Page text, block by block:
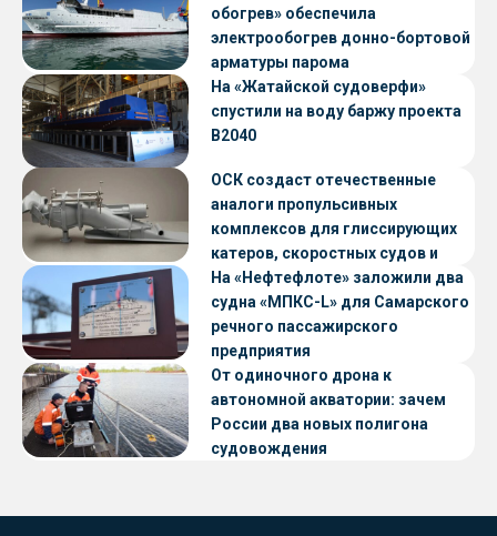
обогрев» обеспечила
электрообогрев донно-бортовой
арматуры парома
«Петропавловск» проекта CNF22
На «Жатайской судоверфи»
спустили на воду баржу проекта
В2040
ОСК создаст отечественные
аналоги пропульсивных
комплексов для глиссирующих
катеров, скоростных судов и
судов с малой осадкой
На «Нефтефлоте» заложили два
судна «МПКС-L» для Самарского
речного пассажирского
предприятия
От одиночного дрона к
автономной акватории: зачем
России два новых полигона
судовождения